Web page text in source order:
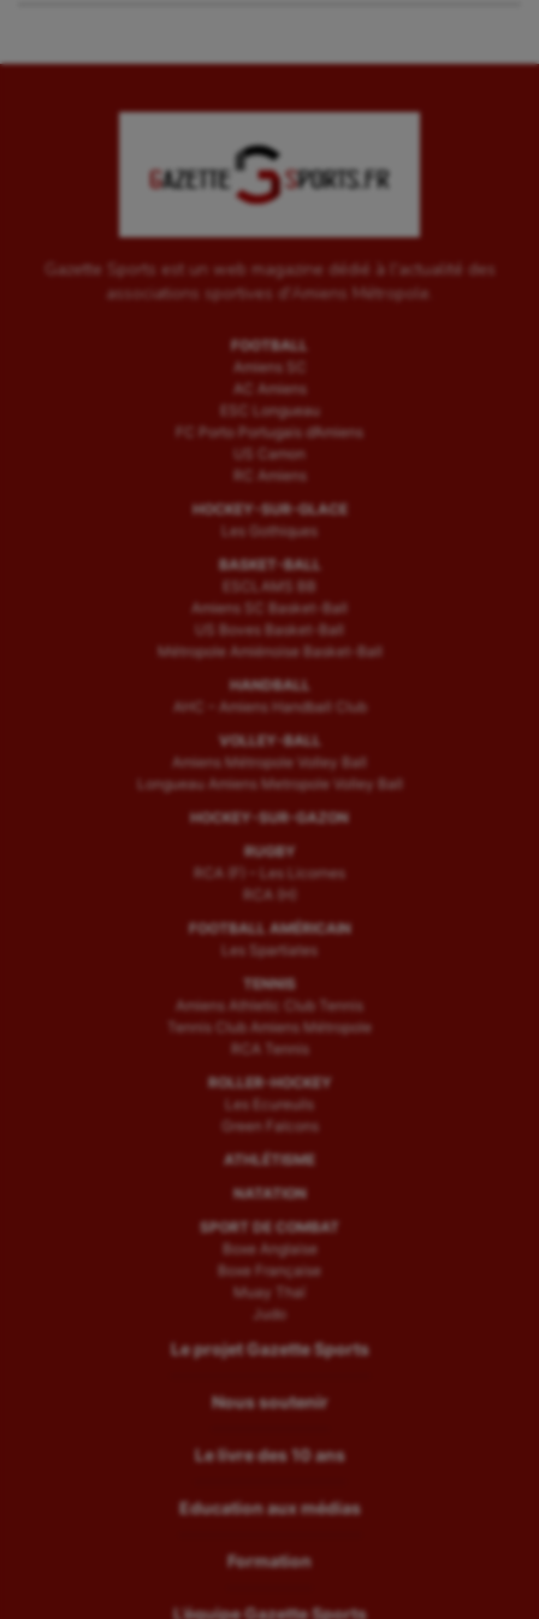
Gazette Sports est un web magazine dédié à l'actualité des
associations sportives d'Amiens Métropole.
FOOTBALL
Amiens SC
AC Amiens
ESC Longueau
FC Porto Portugais d’Amiens
US Camon
RC Amiens
HOCKEY-SUR-GLACE
Les Gothiques
BASKET-BALL
ESCLAMS BB
Amiens SC Basket-Ball
US Boves Basket-Ball
Métropole Amiénoise Basket-Ball
HANDBALL
AHC – Amiens Handball Club
VOLLEY-BALL
Amiens Métropole Volley Ball
Longueau Amiens Metropole Volley Ball
HOCKEY-SUR-GAZON
RUGBY
RCA (F) – Les Licornes
RCA (H)
FOOTBALL AMÉRICAIN
Les Spartiates
TENNIS
Amiens Athletic Club Tennis
Tennis Club Amiens Métropole
RCA Tennis
ROLLER-HOCKEY
Les Ecureuils
Green Falcons
ATHLÉTISME
NATATION
SPORT DE COMBAT
Boxe Anglaise
Boxe Française
Muay Thaï
Judo
Le projet Gazette Sports
Nous soutenir
Le livre des 10 ans
Education aux médias
Formation
L’équipe Gazette Sports